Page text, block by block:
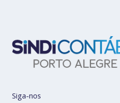
Siga-nos